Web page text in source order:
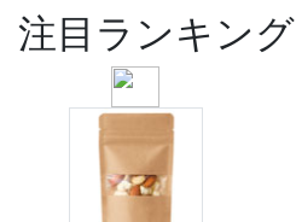
注目ランキング